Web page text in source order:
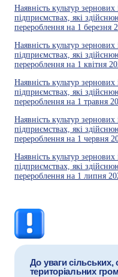
Наявність культур
підприємствах, які
перероблення на 1 березня
Наявність культур
підприємствах, які
перероблення на 1 квітня
Наявність культур
підприємствах, які
перероблення на 1 травня
Наявність культур
підприємствах, які
перероблення на 1 червня
Наявність культур
підприємствах, які
перероблення на 1 липня
До уваги
територіальних